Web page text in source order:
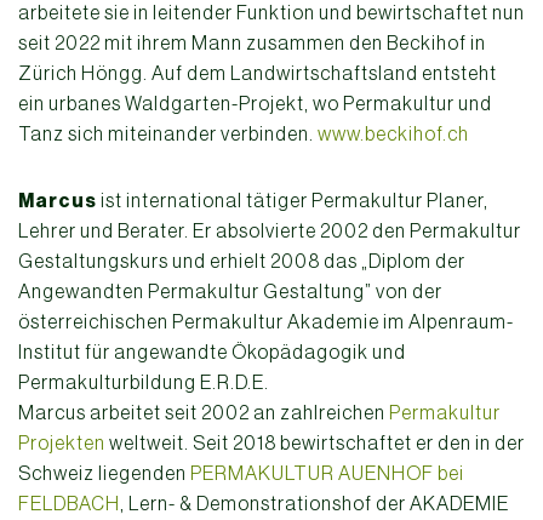
arbeitete sie in leitender Funktion und bewirtschaftet nun
seit 2022 mit ihrem Mann zusammen den Beckihof in
Zürich Höngg. Auf dem Landwirtschaftsland entsteht
ein urbanes Waldgarten-Projekt, wo Permakultur und
Tanz sich miteinander verbinden. www.beckihof.ch
Marcus ist international tätiger Permakultur Planer,
Lehrer und Berater. Er absolvierte 2002 den Permakultur
Gestaltungskurs und erhielt 2008 das „Diplom der
Angewandten Permakultur Gestaltung” von der
österreichischen Permakultur Akademie im Alpenraum-
Institut für angewandte Ökopädagogik und
Permakulturbildung E.R.D.E.
Marcus arbeitet seit 2002 an zahlreichen Permakultur
Projekten weltweit. Seit 2018 bewirtschaftet er den in der
Schweiz liegenden PERMAKULTUR AUENHOF bei
FELDBACH , Lern- & Demonstrationshof der AKADEMIE